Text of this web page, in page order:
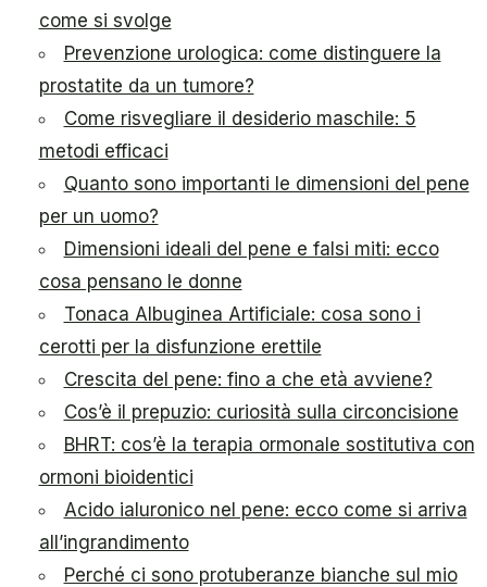
come si svolge
Prevenzione urologica: come distinguere la
prostatite da un tumore?
Come risvegliare il desiderio maschile: 5
metodi efficaci
Quanto sono importanti le dimensioni del pene
per un uomo?
Dimensioni ideali del pene e falsi miti: ecco
cosa pensano le donne
Tonaca Albuginea Artificiale: cosa sono i
cerotti per la disfunzione erettile
Crescita del pene: fino a che età avviene?
Cos’è il prepuzio: curiosità sulla circoncisione
BHRT: cos’è la terapia ormonale sostitutiva con
ormoni bioidentici
Acido ialuronico nel pene: ecco come si arriva
all’ingrandimento
Perché ci sono protuberanze bianche sul mio